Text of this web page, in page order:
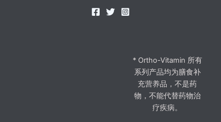
* Ortho-Vitamin 所有
系列产品均为膳食补
充营养品，不是药
物，不能代替药物治
疗疾病。